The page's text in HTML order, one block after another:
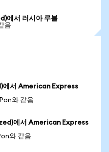
에서 러시아 루블
음
서 American Express
와 같음
에서 American Express
와 같음